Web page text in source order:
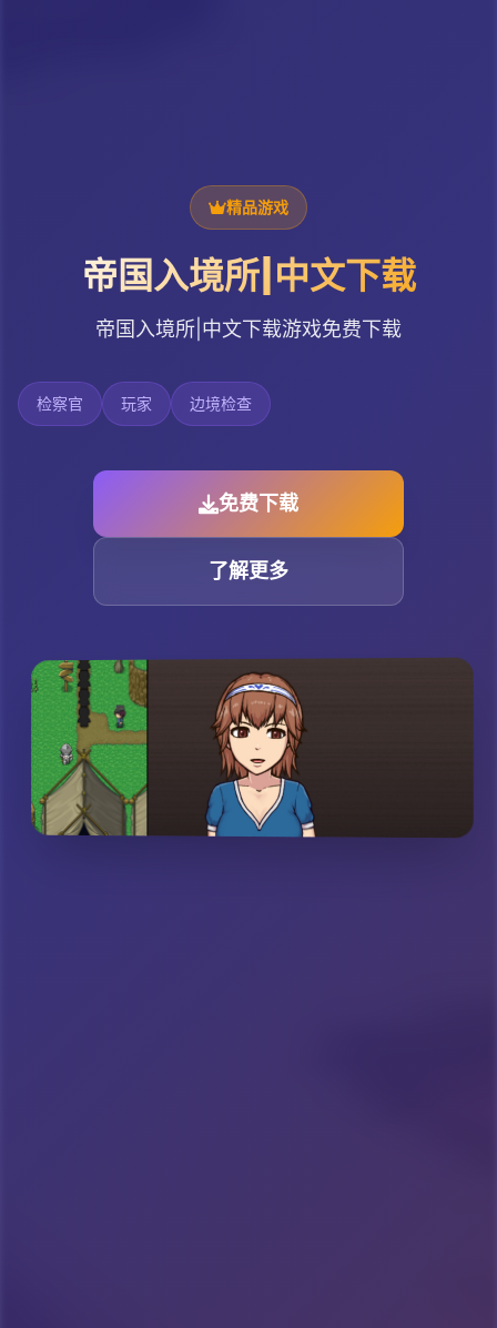
精品游戏
帝国入境所|中文下载
帝国入境所|中文下载游戏免费下载
检察官 玩家 边境检查
免费下载
了解更多